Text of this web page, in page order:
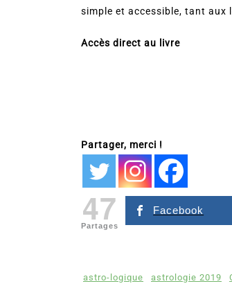
simple et accessible, tant aux
Accès direct au livre
Partager, merci !
47
Partages
Facebook
astro-logique astrologie 2019